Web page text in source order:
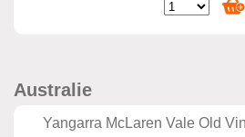
Australie
Yangarra McLaren Vale Old